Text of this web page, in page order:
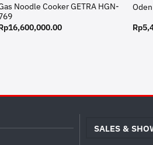
Noodle Cooker GETRA HGN-
16,600,000.00 Rp
SALES &